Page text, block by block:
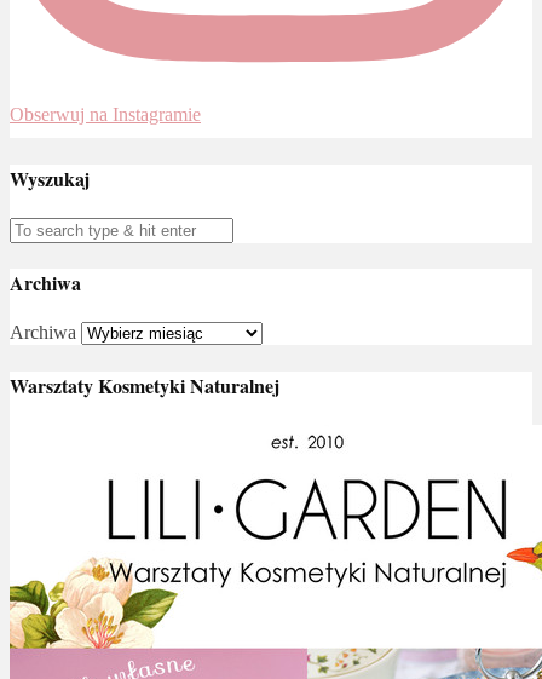
Obserwuj na Instagramie
Wyszukaj
Archiwa
Archiwa
Warsztaty Kosmetyki Naturalnej